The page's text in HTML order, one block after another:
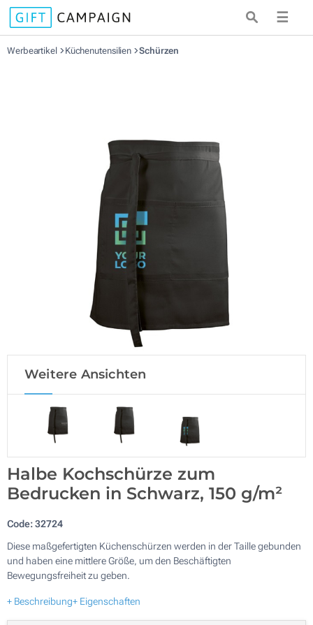
☰
Werbeartikel Küchenutensilien Schürzen
Weitere Ansichten
Halbe Kochschürze zum
Bedrucken in Schwarz, 150 g/m²
Code:32724
Diese maßgefertigten Küchenschürzen werden in der Taille gebunden
und haben eine mittlere Größe, um den Beschäftigten
Bewegungsfreiheit zu geben.
+ Beschreibung+ Eigenschaften